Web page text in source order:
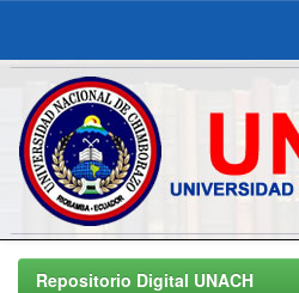
Skip
navigationRepositorio Digital UNACH